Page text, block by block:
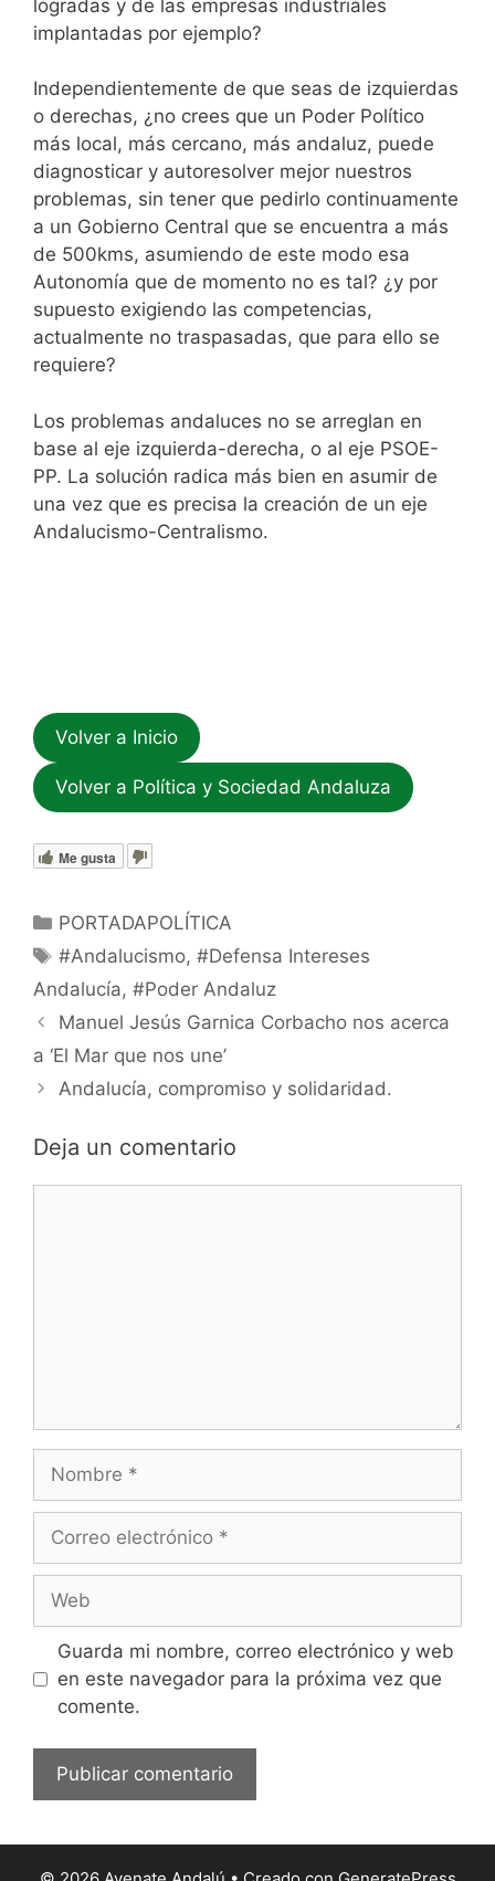
logradas y de las empresas industriales
implantadas por ejemplo?
Independientemente de que seas de izquierdas
o derechas, ¿no crees que un Poder Político
más local, más cercano, más andaluz, puede
diagnosticar y autoresolver mejor nuestros
problemas, sin tener que pedirlo continuamente
a un Gobierno Central que se encuentra a más
de 500kms, asumiendo de este modo esa
Autonomía que de momento no es tal? ¿y por
supuesto exigiendo las competencias,
actualmente no traspasadas, que para ello se
requiere?
Los problemas andaluces no se arreglan en
base al eje izquierda-derecha, o al eje PSOE-
PP. La solución radica más bien en asumir de
una vez que es precisa la creación de un eje
Andalucismo-Centralismo.
Volver a Inicio
Volver a Política y Sociedad Andaluza
Me gusta
Categorías
PORTADAPOLÍTICA
Etiquetas
#Andalucismo,#Defensa Intereses
Andalucía, #Poder Andaluz
Manuel Jesús Garnica Corbacho nos acerca
a ‘El Mar que nos une’
Andalucía, compromiso y solidaridad.
Deja un comentario
electrónico
Guarda mi nombre, correo electrónico y web
en este navegador para la próxima vez que
comente.